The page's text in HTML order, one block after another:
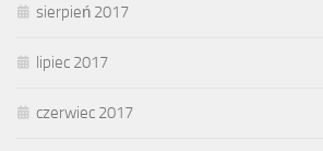
sierpień 2017
lipiec 2017
czerwiec 2017